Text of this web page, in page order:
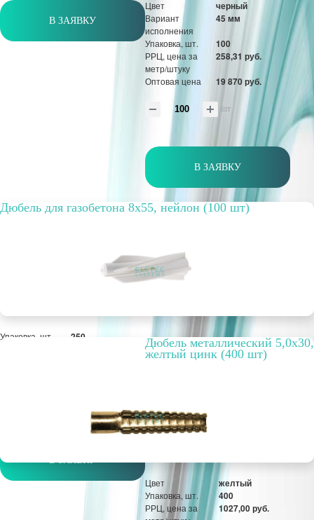
В ЗАЯВКУ
Цвет черный
Вариант
исполнения
45 мм
Упаковка, шт. 100
РРЦ, цена за
метр/штуку
258,31 руб.
Оптовая цена 19 870 руб.
шт
В ЗАЯВКУ
Дюбель для газобетона 8х55, нейлон (100 шт)
Упаковка, шт. 250
В ЗАЯВКУ
Дюбель металлический 5,0х30,
желтый цинк (400 шт)
Цвет желтый
Упаковка, шт. 400
РРЦ, цена за
1027,00 руб.